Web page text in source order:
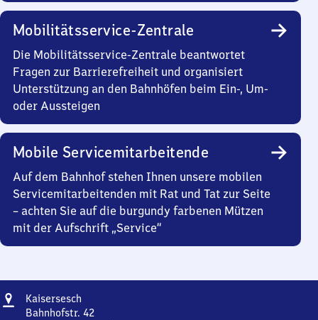
Mobilitätsservice-Zentrale
Die Mobilitätsservice-Zentrale beantwortet
Fragen zur Barrierefreiheit und organisiert
Unterstützung an den Bahnhöfen beim Ein-, Um-
oder Aussteigen
Mobile Servicemitarbeitende
Auf dem Bahnhof stehen Ihnen unsere mobilen
Servicemitarbeitenden mit Rat und Tat zur Seite
– achten Sie auf die burgundy farbenen Mützen
mit der Aufschrift „Service“
Adresse
Kaisersesch
Bahnhofstr. 42